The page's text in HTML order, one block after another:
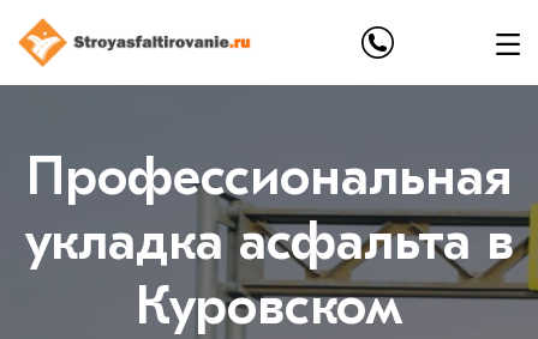
Профессиональная
укладка асфальта в
Куровском